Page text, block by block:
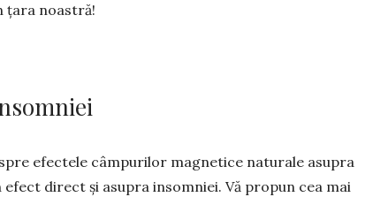
țara noastră!
efectele câm­purilor mag­netice naturale asupra
efect direct și asupra insomniei. Vă pro­pun cea mai